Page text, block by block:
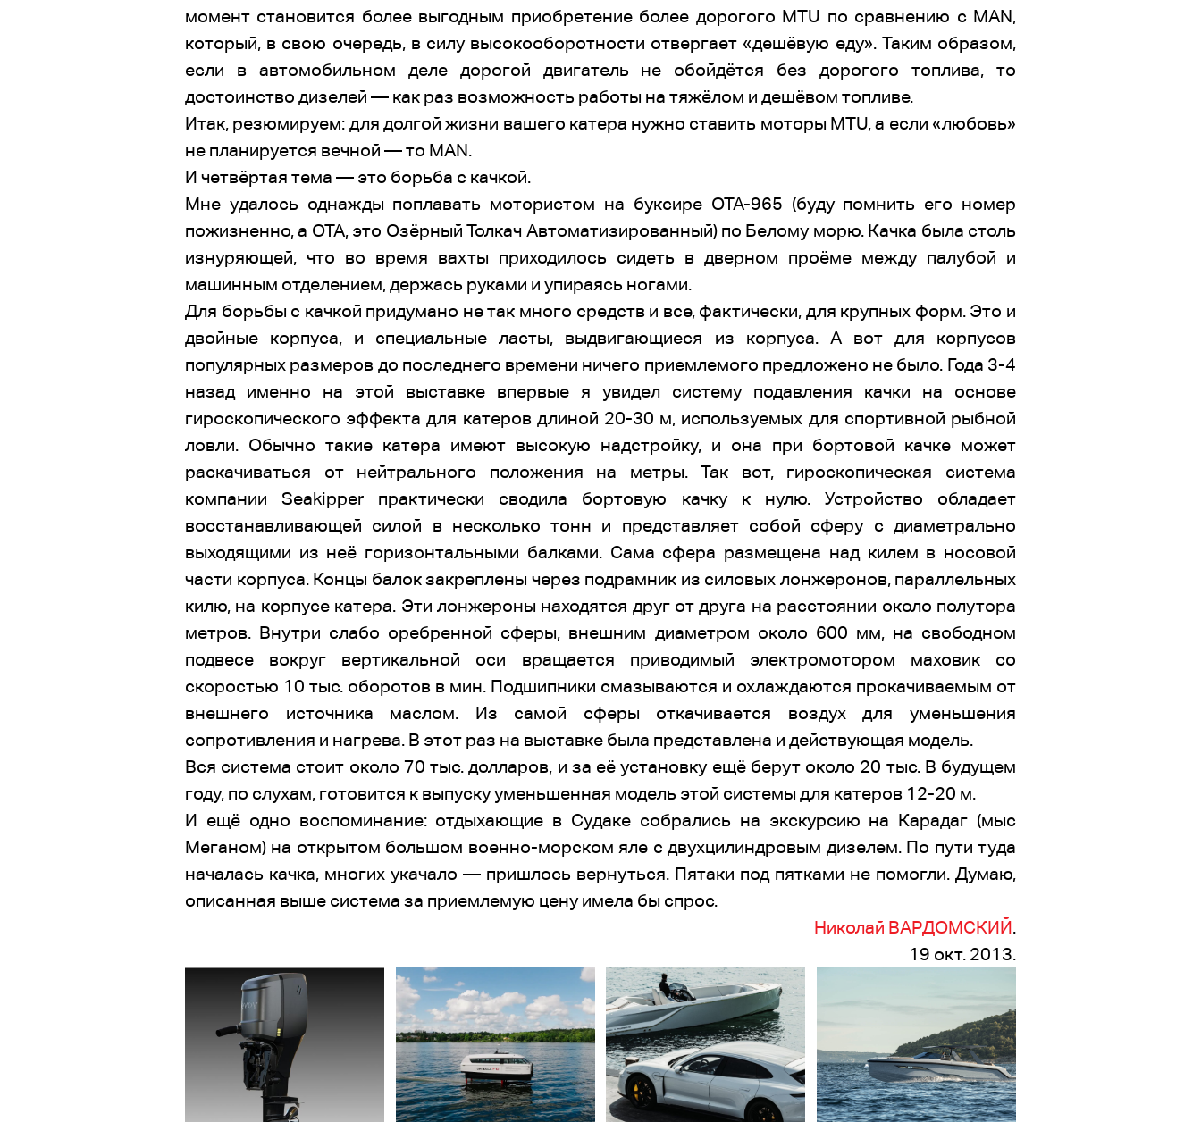
момент становится более выгодным приобретение более дорогого МТU по сравнению с МАN,
который, в свою очередь, в силу высокооборотности отвергает «дешёвую еду». Таким образом,
если в автомобильном деле дорогой двигатель не обойдётся без дорогого топлива, то
достоинство дизелей — как раз возможность работы на тяжёлом и дешёвом топливе.
Итак, резюмируем: для долгой жизни вашего катера нужно ставить моторы МТU, а если «любовь»
не планируется вечной — то МАN.
И четвёртая тема — это борьба с качкой.
Мне удалось однажды поплавать мотористом на буксире ОТА-965 (буду помнить его номер
пожизненно, а ОТА, это Озёрный Толкач Автоматизированный) по Белому морю. Качка была столь
изнуряющей, что во время вахты приходилось сидеть в дверном проёме между палубой и
машинным отделением, держась руками и упираясь ногами.
Для борьбы с качкой придумано не так много средств и все, фактически, для крупных форм. Это и
двойные корпуса, и специальные ласты, выдвигающиеся из корпуса. А вот для корпусов
популярных размеров до последнего времени ничего приемлемого предложено не было. Года 3-4
назад именно на этой выставке впервые я увидел систему подавления качки на основе
гироскопического эффекта для катеров длиной 20-30 м, используемых для спортивной рыбной
ловли. Обычно такие катера имеют высокую надстройку, и она при бортовой качке может
раскачиваться от нейтрального положения на метры. Так вот, гироскопическая система
компании Seakipper практически сводила бортовую качку к нулю. Устройство обладает
восстанавливающей силой в несколько тонн и представляет собой сферу с диаметрально
выходящими из неё горизонтальными балками. Сама сфера размещена над килем в носовой
части корпуса. Концы балок закреплены через подрамник из силовых лонжеронов, параллельных
килю, на корпусе катера. Эти лонжероны находятся друг от друга на расстоянии около полутора
метров. Внутри слабо оребренной сферы, внешним диаметром около 600 мм, на свободном
подвесе вокруг вертикальной оси вращается приводимый электромотором маховик со
скоростью 10 тыс. оборотов в мин. Подшипники смазываются и охлаждаются прокачиваемым от
внешнего источника маслом. Из самой сферы откачивается воздух для уменьшения
сопротивления и нагрева. В этот раз на выставке была представлена и действующая модель.
Вся система стоит около 70 тыс. долларов, и за её установку ещё берут около 20 тыс. В будущем
году, по слухам, готовится к выпуску уменьшенная модель этой системы для катеров 12-20 м.
И ещё одно воспоминание: отдыхающие в Судаке собрались на экскурсию на Карадаг (мыс
Меганом) на открытом большом военно-морском яле с двухцилиндровым дизелем. По пути туда
началась качка, многих укачало — пришлось вернуться. Пятаки под пятками не помогли. Думаю,
описанная выше система за приемлемую цену имела бы спрос.
Николай ВАРДОМСКИЙ.
19 окт. 2013.